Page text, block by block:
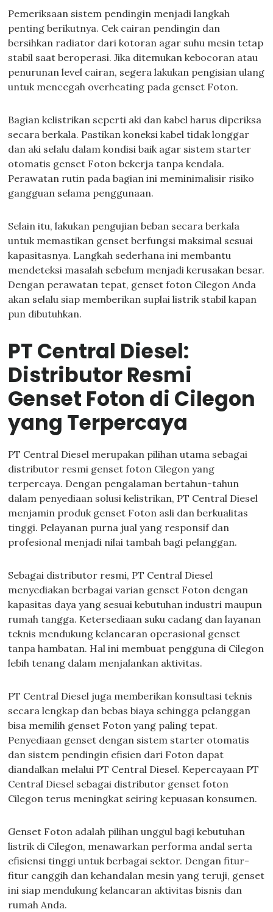
Pemeriksaan sistem pendingin menjadi langkah
penting berikutnya. Cek cairan pendingin dan
bersihkan radiator dari kotoran agar suhu mesin tetap
stabil saat beroperasi. Jika ditemukan kebocoran atau
penurunan level cairan, segera lakukan pengisian ulang
untuk mencegah overheating pada genset Foton.
Bagian kelistrikan seperti aki dan kabel harus diperiksa
secara berkala. Pastikan koneksi kabel tidak longgar
dan aki selalu dalam kondisi baik agar sistem starter
otomatis genset Foton bekerja tanpa kendala.
Perawatan rutin pada bagian ini meminimalisir risiko
gangguan selama penggunaan.
Selain itu, lakukan pengujian beban secara berkala
untuk memastikan genset berfungsi maksimal sesuai
kapasitasnya. Langkah sederhana ini membantu
mendeteksi masalah sebelum menjadi kerusakan besar.
Dengan perawatan tepat, genset foton Cilegon Anda
akan selalu siap memberikan suplai listrik stabil kapan
pun dibutuhkan.
PT Central Diesel:
Distributor Resmi
Genset Foton di Cilegon
yang Terpercaya
PT Central Diesel merupakan pilihan utama sebagai
distributor resmi genset foton Cilegon yang
terpercaya. Dengan pengalaman bertahun-tahun
dalam penyediaan solusi kelistrikan, PT Central Diesel
menjamin produk genset Foton asli dan berkualitas
tinggi. Pelayanan purna jual yang responsif dan
profesional menjadi nilai tambah bagi pelanggan.
Sebagai distributor resmi, PT Central Diesel
menyediakan berbagai varian genset Foton dengan
kapasitas daya yang sesuai kebutuhan industri maupun
rumah tangga. Ketersediaan suku cadang dan layanan
teknis mendukung kelancaran operasional genset
tanpa hambatan. Hal ini membuat pengguna di Cilegon
lebih tenang dalam menjalankan aktivitas.
PT Central Diesel juga memberikan konsultasi teknis
secara lengkap dan bebas biaya sehingga pelanggan
bisa memilih genset Foton yang paling tepat.
Penyediaan genset dengan sistem starter otomatis
dan sistem pendingin efisien dari Foton dapat
diandalkan melalui PT Central Diesel. Kepercayaan PT
Central Diesel sebagai distributor genset foton
Cilegon terus meningkat seiring kepuasan konsumen.
Genset Foton adalah pilihan unggul bagi kebutuhan
listrik di Cilegon, menawarkan performa andal serta
efisiensi tinggi untuk berbagai sektor. Dengan fitur-
fitur canggih dan kehandalan mesin yang teruji, genset
ini siap mendukung kelancaran aktivitas bisnis dan
rumah Anda.